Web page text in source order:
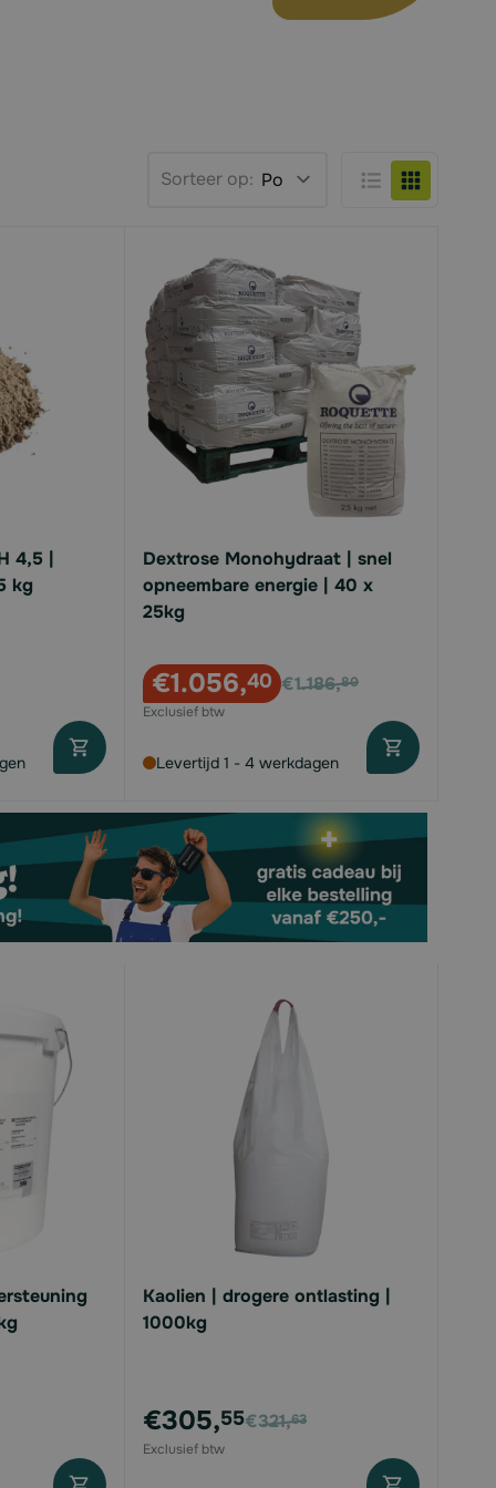
Sorteer op: Foto-tabel
Lijst
4,5 |
kg
Dextrose Monohydraat | snel
opneembare energie | 40 x
25kg
Voor
€1.056,40 €1.186,80
Levertijd 1 - 4 werkdagen
Kaolien | drogere ontlasting |
1000kg
Voor
€305,55€321,63